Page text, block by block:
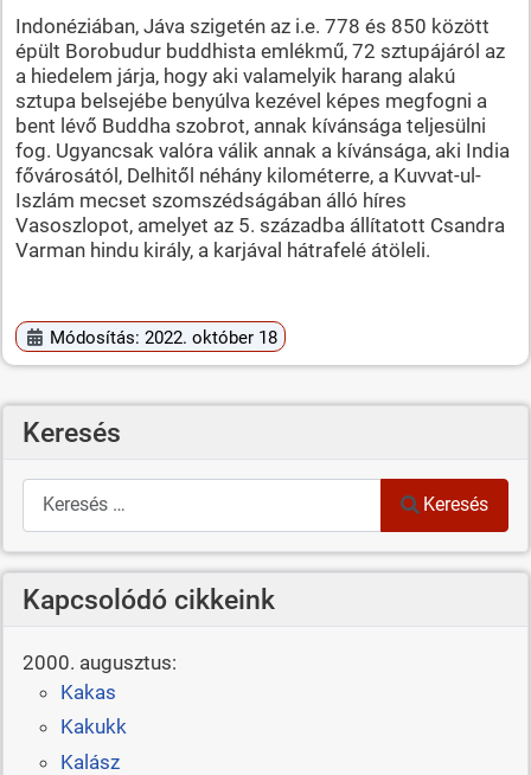
Indonéziában, Jáva szigetén az i.e. 778 és 850 között
épült Borobudur buddhista emlékmű, 72 sztupájáról az
a hiedelem járja, hogy aki valamelyik harang alakú
sztupa belsejébe benyúlva kezével képes megfogni a
bent lévő Buddha szobrot, annak kívánsága teljesülni
fog. Ugyancsak valóra válik annak a kívánsága, aki India
fővárosától, Delhitől néhány kilométerre, a Kuvvat-ul-
Iszlám mecset szomszédságában álló híres
Vasoszlopot, amelyet az 5. századba állítatott Csandra
Varman hindu király, a karjával hátrafelé átöleli.
Módosítás: 2022. október 18
Keresés
Keresés
Keresés
Kapcsolódó cikkeink
2000. augusztus:
Kakas
Kakukk
Kalász